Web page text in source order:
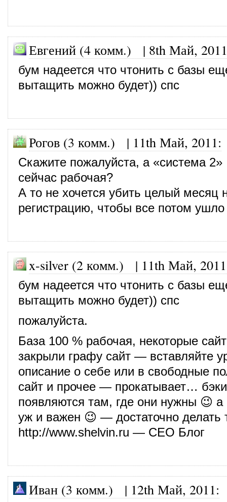
Евгений (4 комм.) | 8th Май, 2011
бум надеется что чтонить с базы
вытащить можно будет)) спс
Рогов (3 комм.) | 11th Май, 2011:
Скажите пожалуйста, а «система 2»
сейчас рабочая?
А то не хочется убить целый месяц
регистрацию, чтобы все потом ушло
x-silver (2 комм.) | 11th Май, 2011
бум надеется что чтонить с базы
вытащить можно будет)) спс
пожалуйста.
База 100 % рабочая, некоторые
закрыли графу сайт — вставляйте
описание о себе или в свободные
сайт и прочее — прокатывает…
появляются там, где они нужны 😉 а
уж и важен 😉 — достаточно делать
http://www.shelvin.ru — СЕО Блог
Иван (3 комм.) | 12th Май, 2011: